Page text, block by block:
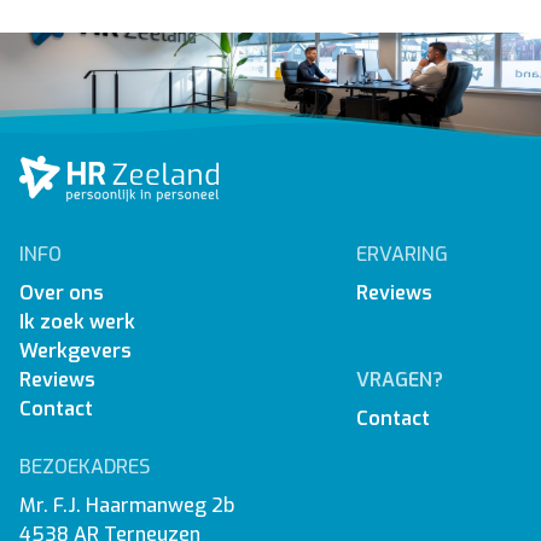
INFO
Over ons
Ik zoek werk
Werkgevers
Reviews
Contact
ERVARING
Reviews
VRAGEN?
Contact
BEZOEKADRES
Mr. F.J. Haarmanweg 2b
4538 AR Terneuzen